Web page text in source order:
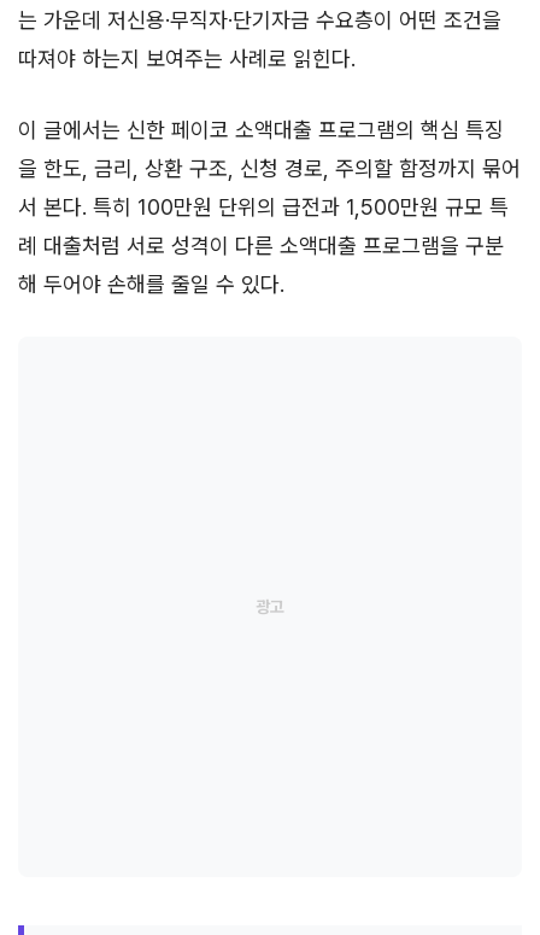
는 가운데 저신용·무직자·단기자금 수요층이 어떤 조건을
따져야 하는지 보여주는 사례로 읽힌다.
이 글에서는 신한 페이코 소액대출 프로그램의 핵심 특징
을 한도, 금리, 상환 구조, 신청 경로, 주의할 함정까지 묶어
서 본다. 특히 100만원 단위의 급전과 1,500만원 규모 특
례 대출처럼 서로 성격이 다른 소액대출 프로그램을 구분
해 두어야 손해를 줄일 수 있다.